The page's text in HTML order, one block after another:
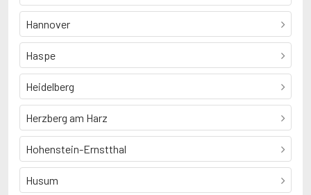
Hannover
Haspe
Heidelberg
Herzberg am Harz
Hohenstein-Ernstthal
Husum